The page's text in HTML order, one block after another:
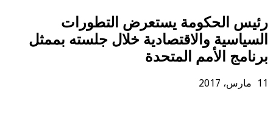
رئيس الحكومة يستعرض التطورات
السياسية والاقتصادية خلال جلسته بممثل
برنامج الأمم المتحدة
11 مارس، 2017